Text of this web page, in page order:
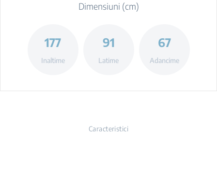
Dimensiuni (cm)
177
Inaltime
91
Latime
67
Adancime
Caracteristici